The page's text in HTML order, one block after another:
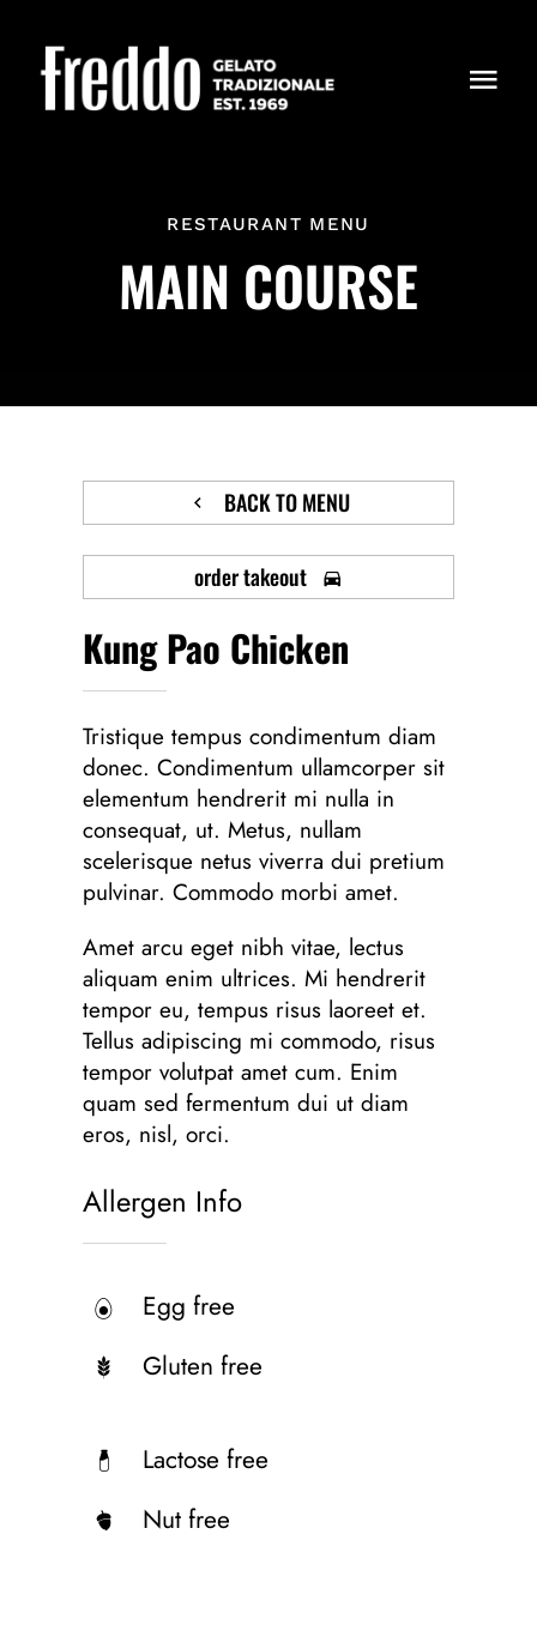
content
RESTAURANT MENU
MAIN COURSE
BACK TO MENU
order takeout
Kung Pao Chicken
Tristique tempus condimentum diam
donec. Condimentum ullamcorper sit
elementum hendrerit mi nulla in
consequat, ut. Metus, nullam
scelerisque netus viverra dui pretium
pulvinar. Commodo morbi amet.
Amet arcu eget nibh vitae, lectus
aliquam enim ultrices. Mi hendrerit
tempor eu, tempus risus laoreet et.
Tellus adipiscing mi commodo, risus
tempor volutpat amet cum. Enim
quam sed fermentum dui ut diam
eros, nisl, orci.
Allergen Info
Egg free
Gluten free
Lactose free
Nut free